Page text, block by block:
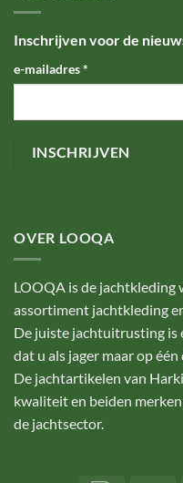
Inschrijven voor de
e-mailadres*
OVER LOOQA
LOOQA is de
assortiment jachtkleding
De juiste jachtuitrusting is
dat u als jager maar op
De jachtartikelen van
kwaliteit en beiden
de jachtsector.